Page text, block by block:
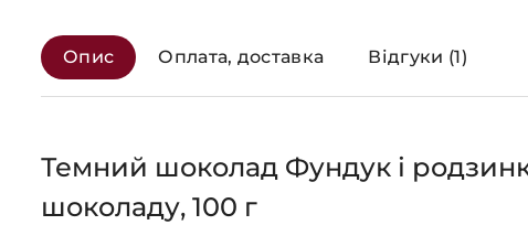
Опис Оплата, доставка Відгуки (1)
Темний шоколад Фундук і
шоколаду, 100 г